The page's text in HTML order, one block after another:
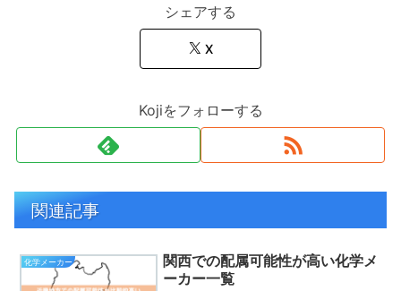
シェアする
X
Kojiをフォローする
関連記事
化学メーカー
関西での配属可能性が高い化学メ
ーカー一覧